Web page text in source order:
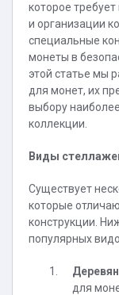
которое
и организации
специальные
монеты в
этой статье мы
для монет, их
выбору
коллекции.
Виды
Существует
которые
конструкции.
популярных
для